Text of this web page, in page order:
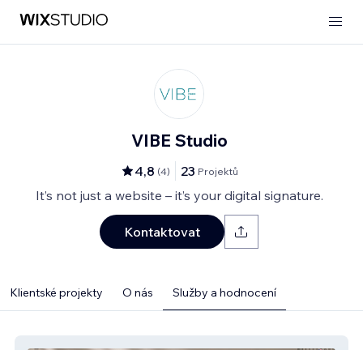
VIBE Studio
4,8 (4) 23 Projektů
It’s not just a website – it’s your digital signature.
Kontaktovat
Klientské projekty O nás Služby a hodnocení